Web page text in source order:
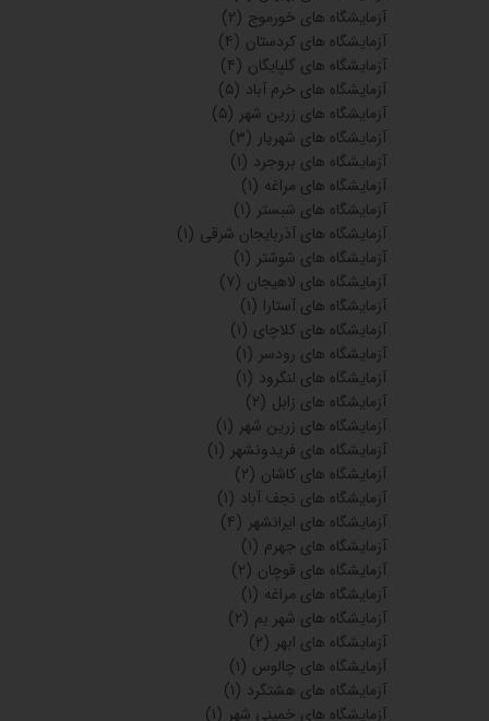
آزمایشگاه های خورموج (۲)
آزمایشگاه های کردستان (۴)
آزمایشگاه های گلپایگان (۴)
آزمایشگاه های خرم آباد (۵)
آزمایشگاه های زرین شهر (۵)
آزمایشگاه های شهریار (۳)
آزمایشگاه های بروجرد (۱)
آزمایشگاه های مراغه (۱)
آزمایشگاه های شبستر (۱)
آزمایشگاه های آذربایجان شرقی (۱)
آزمایشگاه های شوشتر (۱)
آزمایشگاه های لاهیجان (۷)
آزمایشگاه های آستارا (۱)
آزمایشگاه های کلاچای (۱)
آزمایشگاه های رودسر (۱)
آزمایشگاه های لنگرود (۱)
آزمایشگاه های زابل (۲)
آزمایشگاه های زرین شهر (۱)
آزمایشگاه های فریدونشهر (۱)
آزمایشگاه های کاشان (۲)
آزمایشگاه های نجف آباد (۱)
آزمایشگاه های ایرانشهر (۴)
آزمایشگاه های جهرم (۱)
آزمایشگاه های قوچان (۲)
آزمایشگاه های مراغه (۱)
آزمایشگاه های شهر بم (۲)
آزمایشگاه های ابهر (۲)
آزمایشگاه های چالوس (۱)
آزمایشگاه های هشتگرد (۱)
آزمایشگاه های خمینی شهر (۱)